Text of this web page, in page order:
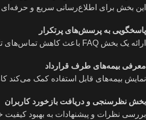
این بخش برای اطلاع‌رسانی سریع و حرفه‌ای
پاسخگویی به پرسش‌های پرتکرار
ارائه یک بخش FAQ باعث کاهش تماس‌های تکراری و افزایش رضایت کاربران می‌شود.
معرفی بیمه‌های طرف قرارداد
نمایش بیمه‌های قابل استفاده کمک می‌کند
بخش نظرسنجی و دریافت بازخورد کاربران
بررسی نظرات و پیشنهادات به بهبود